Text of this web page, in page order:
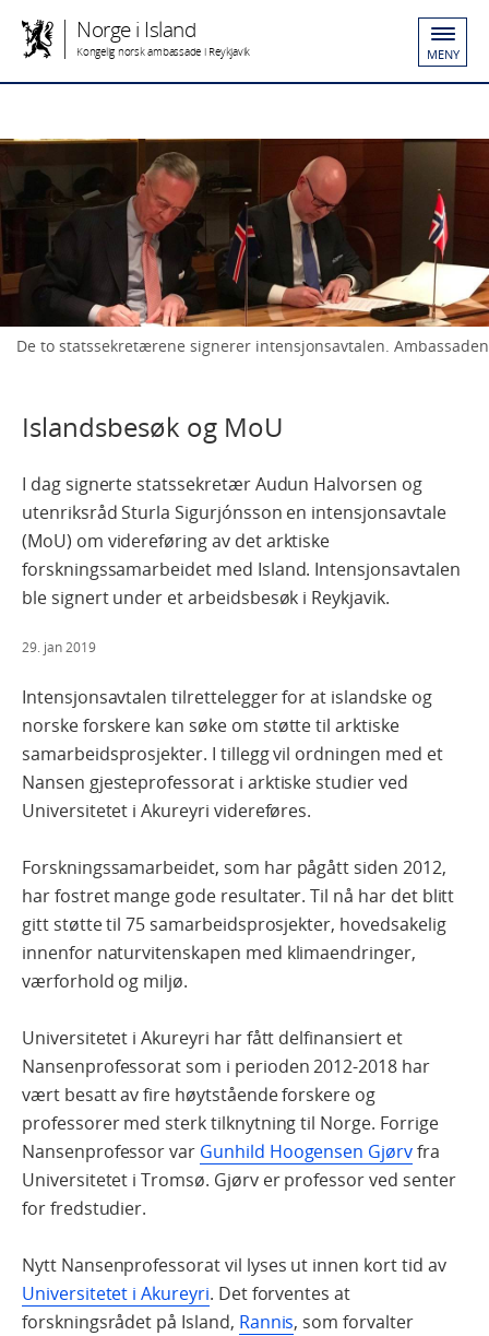
Norge i Island
Kongelig norsk ambassade i Reykjavik MENY
De to statssekretærene signerer intensjonsavtalen. Ambassaden
Islandsbesøk og MoU
I dag signerte statssekretær Audun Halvorsen og
utenriksråd Sturla Sigurjónsson en intensjonsavtale
(MoU) om videreføring av det arktiske
forskningssamarbeidet med Island. Intensjonsavtalen
ble signert under et arbeidsbesøk i Reykjavik.
29. jan 2019
Intensjonsavtalen tilrettelegger for at islandske og
norske forskere kan søke om støtte til arktiske
samarbeidsprosjekter. I tillegg vil ordningen med et
Nansen gjesteprofessorat i arktiske studier ved
Universitetet i Akureyri videreføres.
Forskningssamarbeidet, som har pågått siden 2012,
har fostret mange gode resultater. Til nå har det blitt
gitt støtte til 75 samarbeidsprosjekter, hovedsakelig
innenfor naturvitenskapen med klimaendringer,
værforhold og miljø.
Universitetet i Akureyri har fått delfinansiert et
Nansenprofessorat som i perioden 2012-2018 har
vært besatt av fire høytstående forskere og
professorer med sterk tilknytning til Norge. Forrige
Nansenprofessor var Gunhild Hoogensen Gjørvfra
Universitetet i Tromsø. Gjørv er professor ved senter
for fredstudier.
Nytt Nansenprofessorat vil lyses ut innen kort tid av
Universitetet i Akureyri. Det forventes at
forskningsrådet på Island, Rannis, som forvalter